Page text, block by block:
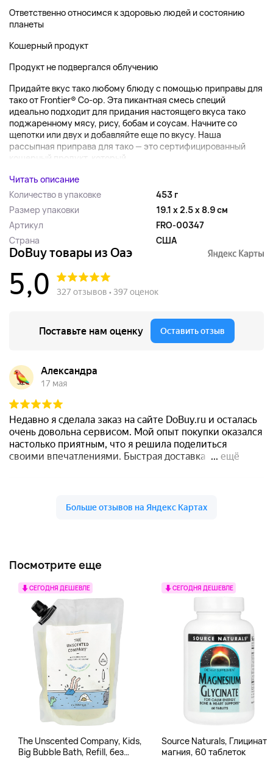
Ответственно относимся к здоровью людей и состоянию
планеты
Кошерный продукт
Продукт не подвергался облучению
Придайте вкус тако любому блюду с помощью приправы для
тако от Frontier® Co-op. Эта пикантная смесь специй
идеально подходит для придания настоящего вкуса тако
поджаренному мясу, рису, бобам и соусам. Начните со
щепотки или двух и добавляйте еще по вкусу. Наша
рассыпная приправа для тако — это сертифицированный
кошерный продукт, который...
Читать описание
Количество в упаковке
453 г
Размер упаковки
19.1 x 2.5 x 8.9 см
Артикул
FRO-00347
Страна
США
Посмотрите еще
СЕГОДНЯ ДЕШЕВЛЕ
The Unscented Company, Kids,
Big Bubble Bath, Refill, без
СЕГОДНЯ ДЕШЕВЛЕ
Source Naturals, Глицинат
магния, 60 таблеток